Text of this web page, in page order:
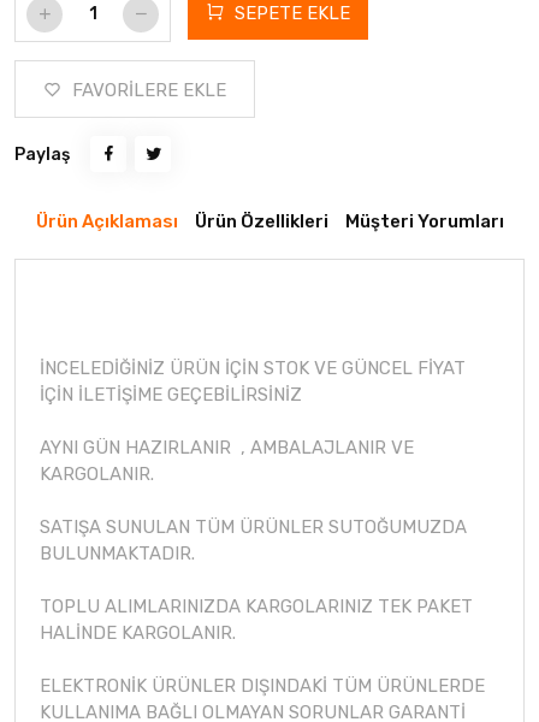
SEPETE EKLE
FAVORİLERE EKLE
Paylaş
Ürün Açıklaması Ürün Özellikleri Müşteri Yorumları
İNCELEDİĞİNİZ ÜRÜN İÇİN STOK VE GÜNCEL FİYAT
İÇİN İLETİŞİME GEÇEBİLİRSİNİZ
AYNI GÜN HAZIRLANIR , AMBALAJLANIR VE
KARGOLANIR.
SATIŞA SUNULAN TÜM ÜRÜNLER SUTOĞUMUZDA
BULUNMAKTADIR.
TOPLU ALIMLARINIZDA KARGOLARINIZ TEK PAKET
HALİNDE KARGOLANIR.
ELEKTRONİK ÜRÜNLER DIŞINDAKİ TÜM ÜRÜNLERDE
KULLANIMA BAĞLI OLMAYAN SORUNLAR GARANTİ